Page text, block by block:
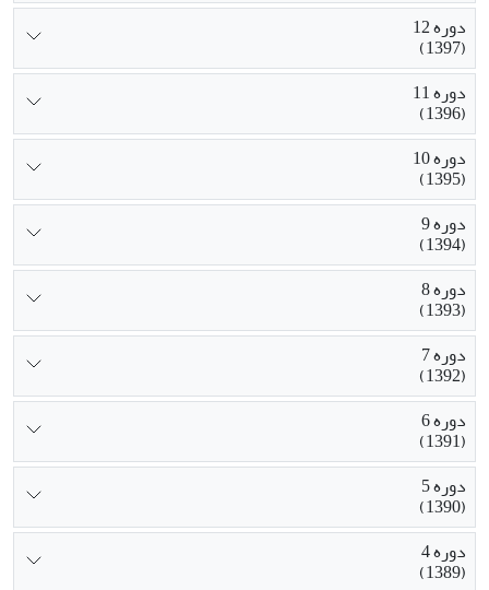
دوره 12
(1397)
دوره 11
(1396)
دوره 10
(1395)
دوره 9
(1394)
دوره 8
(1393)
دوره 7
(1392)
دوره 6
(1391)
دوره 5
(1390)
دوره 4
(1389)